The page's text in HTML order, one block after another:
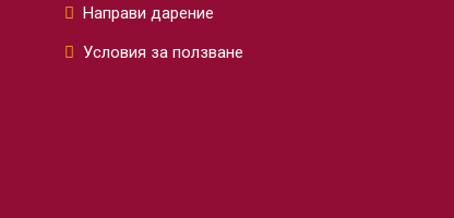
Направи дарение
Условия за ползване